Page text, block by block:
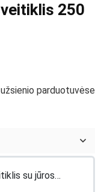
250
parduotuvėse
su jūros